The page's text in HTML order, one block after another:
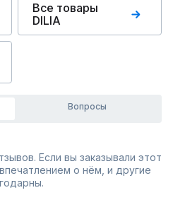
Все товары
DILIA
Вопросы
Если вы заказывали этот
о нём, и другие